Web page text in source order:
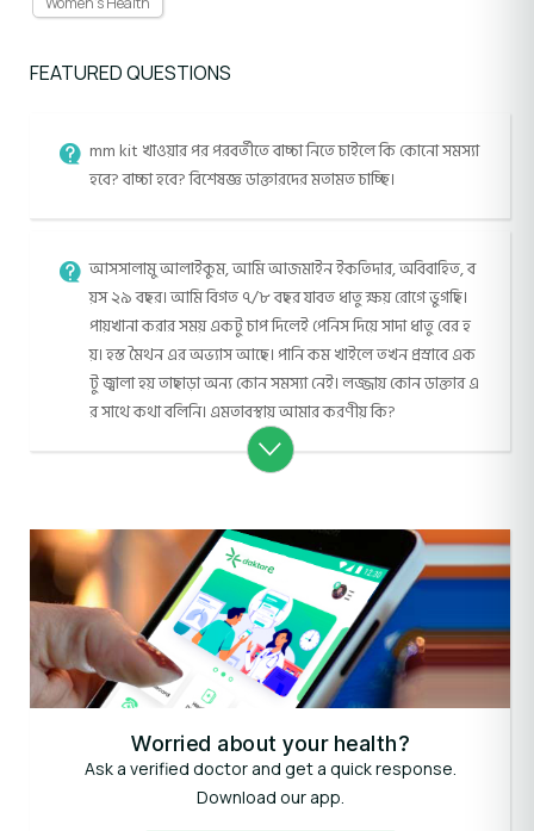
FEATURED QUESTIONS
mm kit খাওয়ার পর পরবর্তীতে বাচ্চা নিতে চাইলে কি কোনো সমস্যা
হবে? বাচ্চা হবে? বিশেষজ্ঞ ডাক্তারদের মতামত চাচ্ছি।
আসসালামু আলাইকুম, আমি আজমাইন ইকতিদার, অবিবাহিত, ব
য়স ২৯ বছর। আমি বিগত ৭/৮ বছর যাবত ধাতু ক্ষয় রোগে ভুগছি।
পায়খানা করার সময় একটু চাপ দিলেই পেনিস দিয়ে সাদা ধাতু বের হ
য়। হস্ত মৈথন এর অভ্যাস আছে। পানি কম খাইলে তখন প্রস্রাবে এক
টু জ্বালা হয় তাছাড়া অন্য কোন সমস্যা নেই। লজ্জায় কোন ডাক্তার এ
র সাথে কথা বলিনি। এমতাবস্থায় আমার করণীয় কি?
Worried about your health?
Ask a verified doctor and get a quick response.
Download our app.